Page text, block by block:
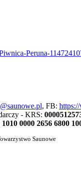
Peruna-
, FB:
- KRS:
1010 0000 2656 6800
Saunowe